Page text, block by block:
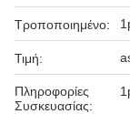
Τροποποιημένο:
Τιμή:
Πληροφορίες
Συσκευασίας: